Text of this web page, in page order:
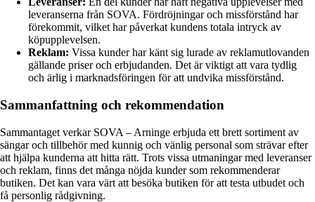
leveranserna från SOVA. Fördröjningar och missförstånd har
förekommit, vilket har påverkat kundens totala intryck av
köpupplevelsen.
Reklam: Vissa kunder har känt sig lurade av reklamutlovanden
gällande priser och erbjudanden. Det är viktigt att vara tydlig
och ärlig i marknadsföringen för att undvika missförstånd.
Sammanfattning och rekommendation
Sammantaget verkar SOVA – Arninge erbjuda ett brett sortiment av
sängar och tillbehör med kunnig och vänlig personal som strävar efter
att hjälpa kunderna att hitta rätt. Trots vissa utmaningar med leveranser
och reklam, finns det många nöjda kunder som rekommenderar
butiken. Det kan vara värt att besöka butiken för att testa utbudet och
få personlig rådgivning.